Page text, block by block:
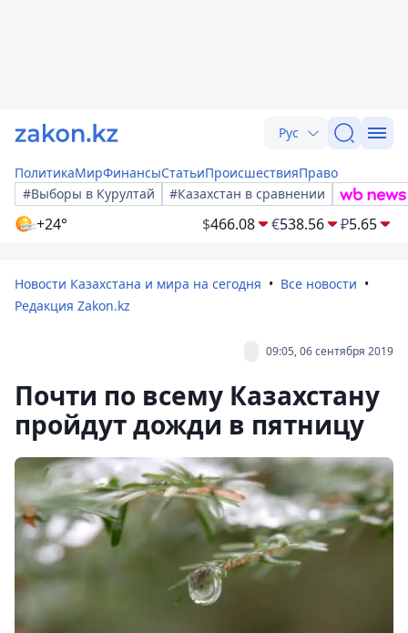
Рус
ПолитикаМирФинансыСтатьиПроисшествияПраво
#Выборы в Курултай
#Казахстан в сравнении
+24° $466.08 €538.56 ₽5.65
Новости Казахстана и мира на сегодня
Все новости
Редакция Zakon.kz
09:05, 06 сентября 2019
Почти по всему Казахстану
пройдут дожди в пятницу